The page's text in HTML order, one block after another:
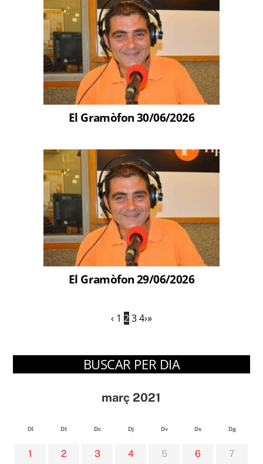
El Gramòfon 30/06/2026
El Gramòfon 29/06/2026
‹ 1 234›»
BUSCAR PER DIA
març 2021
Dl Dt Dc Dj Dv Ds Dg
1 2 3 4 5 6 7